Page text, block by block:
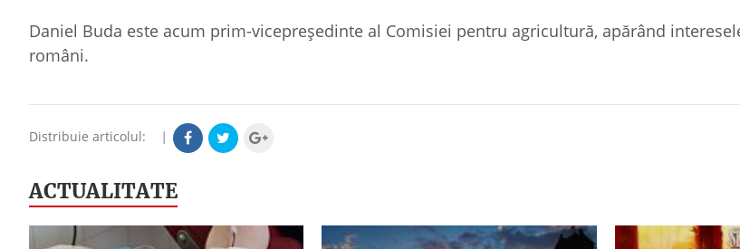
Daniel Buda este acum prim-vicepreședinte al Comisiei pentru agricultură, apărând
români.
Distribuie articolul: |
ACTUALITATE